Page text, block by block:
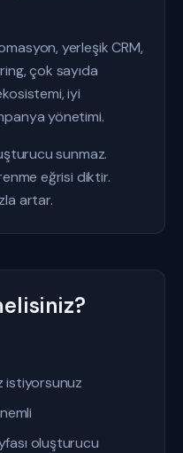
yerleşik CRM,
çok sayıda
iyi
yönetimi.
sunmaz.
eğrisi diktir.
artar.
istiyorsunuz
oluşturucu